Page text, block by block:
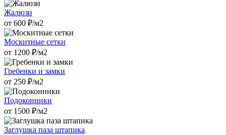
Жалюзи
от 600 ₽/м2
Москитные сетки
от 1200 ₽/м2
Гребенки и замки
от 250 ₽/м2
Подоконники
от 1500 ₽/м2
Заглушка паза штапика